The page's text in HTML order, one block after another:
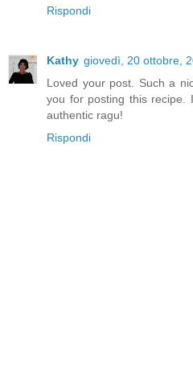
Rispondi
Kathy giovedì, 20 ottobre,
Loved your post. Such a
you for posting this recipe.
authentic ragu!
Rispondi